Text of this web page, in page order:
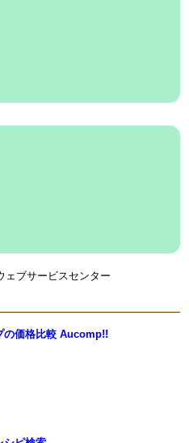
の価格比較 Aucomp!!